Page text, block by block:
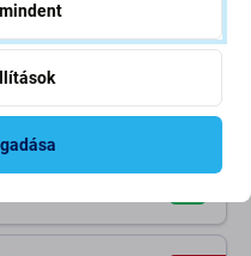
Best
ESD Műanyag Csipesz (Éles
Hajlított Végződés)